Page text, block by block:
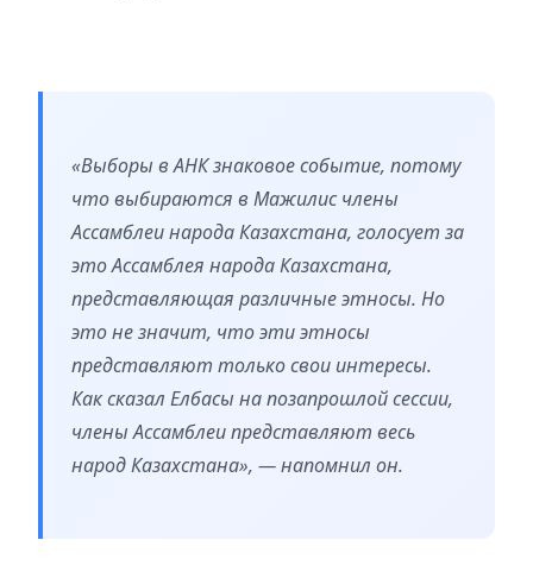
«Выборы в АНК знаковое событие, потому
что выбираются в Мажилис члены
Ассамблеи народа Казахстана, голосует за
это Ассамблея народа Казахстана,
представляющая различные этносы. Но
это не значит, что эти этносы
представляют только свои интересы.
Как сказал Елбасы на позапрошлой сессии,
члены Ассамблеи представляют весь
народ Казахстана», — напомнил он.